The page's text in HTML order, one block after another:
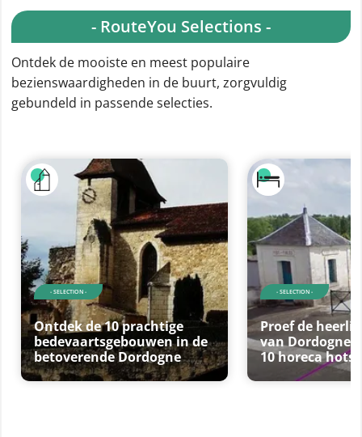
- RouteYou Selections -
Ontdek de mooiste en meest populaire
bezienswaardigheden in de buurt, zorgvuldig
gebundeld in passende selecties.
- SELECTION -
Ontdek de 10 prachtige
bedevaartsgebouwen in de
betoverende Dordogne
- SELECTION -
Proef de
van Dordogne
10 horeca